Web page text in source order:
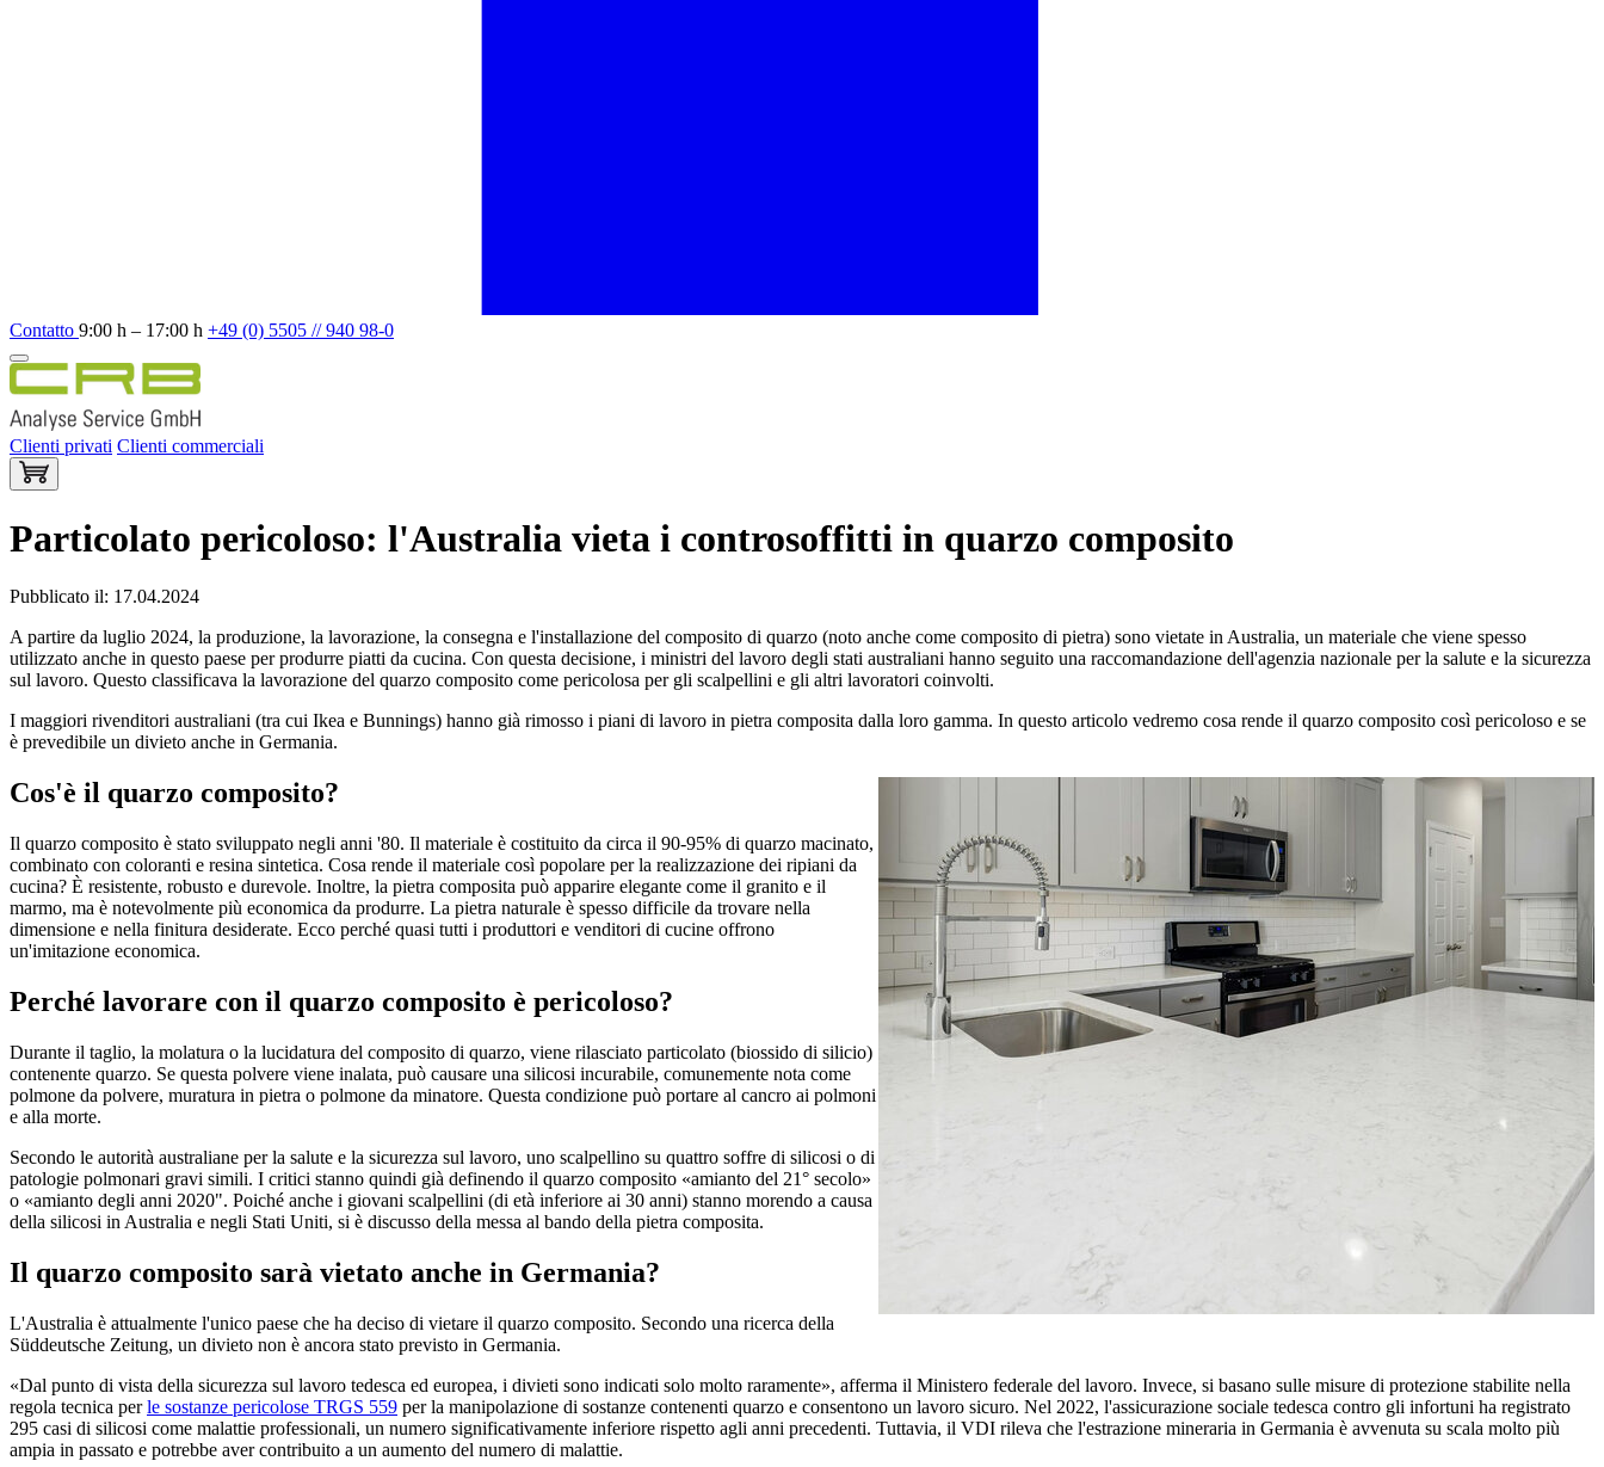
Contatto 9:00 h – 17:00 h +49 (0) 5505 // 940 98-0
Clienti privati Clienti commerciali
Particolato pericoloso: l'Australia vieta i controsoffitti in quarzo composito
Pubblicato il: 17.04.2024
A partire da luglio 2024, la produzione, la lavorazione, la consegna e l'installazione del composito di quarzo (noto anche come composito di pietra) sono vietate in Australia, un materiale che viene spesso
utilizzato anche in questo paese per produrre piatti da cucina. Con questa decisione, i ministri del lavoro degli stati australiani hanno seguito una raccomandazione dell'agenzia nazionale per la salute e la sicurezza
sul lavoro. Questo classificava la lavorazione del quarzo composito come pericolosa per gli scalpellini e gli altri lavoratori coinvolti.
I maggiori rivenditori australiani (tra cui Ikea e Bunnings) hanno già rimosso i piani di lavoro in pietra composita dalla loro gamma. In questo articolo vedremo cosa rende il quarzo composito così pericoloso e se
è prevedibile un divieto anche in Germania.
Cos'è il quarzo composito?
Il quarzo composito è stato sviluppato negli anni '80. Il materiale è costituito da circa il 90-95% di quarzo macinato,
combinato con coloranti e resina sintetica. Cosa rende il materiale così popolare per la realizzazione dei ripiani da
cucina? È resistente, robusto e durevole. Inoltre, la pietra composita può apparire elegante come il granito e il
marmo, ma è notevolmente più economica da produrre. La pietra naturale è spesso difficile da trovare nella
dimensione e nella finitura desiderate. Ecco perché quasi tutti i produttori e venditori di cucine offrono
un'imitazione economica.
Perché lavorare con il quarzo composito è pericoloso?
Durante il taglio, la molatura o la lucidatura del composito di quarzo, viene rilasciato particolato (biossido di silicio)
contenente quarzo. Se questa polvere viene inalata, può causare una silicosi incurabile, comunemente nota come
polmone da polvere, muratura in pietra o polmone da minatore. Questa condizione può portare al cancro ai polmoni
e alla morte.
Secondo le autorità australiane per la salute e la sicurezza sul lavoro, uno scalpellino su quattro soffre di silicosi o di
patologie polmonari gravi simili. I critici stanno quindi già definendo il quarzo composito «amianto del 21° secolo»
o «amianto degli anni 2020". Poiché anche i giovani scalpellini (di età inferiore ai 30 anni) stanno morendo a causa
della silicosi in Australia e negli Stati Uniti, si è discusso della messa al bando della pietra composita.
Il quarzo composito sarà vietato anche in Germania?
L'Australia è attualmente l'unico paese che ha deciso di vietare il quarzo composito. Secondo una ricerca della
Süddeutsche Zeitung, un divieto non è ancora stato previsto in Germania.
«Dal punto di vista della sicurezza sul lavoro tedesca ed europea, i divieti sono indicati solo molto raramente», afferma il Ministero federale del lavoro. Invece, si basano sulle misure di protezione stabilite nella
regola tecnica perle sostanze pericolose TRGS 559 per la manipolazione di sostanze contenenti quarzo e consentono un lavoro sicuro. Nel 2022, l'assicurazione sociale tedesca contro gli infortuni ha registrato
295 casi di silicosi come malattie professionali, un numero significativamente inferiore rispetto agli anni precedenti. Tuttavia, il VDI rileva che l'estrazione mineraria in Germania è avvenuta su scala molto più
ampia in passato e potrebbe aver contribuito a un aumento del numero di malattie.